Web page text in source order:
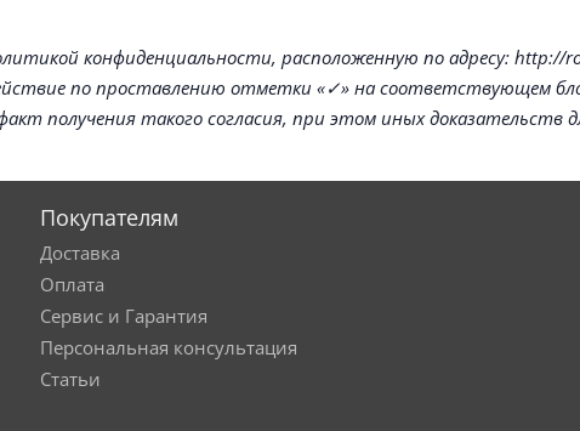
конфиденциальности, расположенную по адресу: http://
по проставлению отметки «✓» на соответствующем
получения такого согласия, при этом иных доказательств
Покупателям
Доставка
Оплата
Сервис и Гарантия
Персональная консультация
Статьи